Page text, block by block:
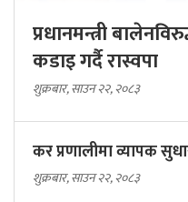
प्रधानमन्त्री
कडाइ गर्दै रास्वपा
शुक्रबार, साउन २२, २०८३
कर प्रणालीमा व्यापक
शुक्रबार, साउन २२, २०८३